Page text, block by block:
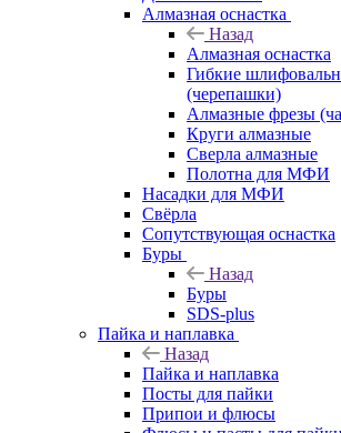
Алмазная оснастка
Назад
Алмазная оснастка
Гибкие
(черепашки)
Алмазные фрезы
Круги алмазные
Сверла алмазные
Полотна для МФИ
Насадки для МФИ
Свёрла
Сопутствующая оснастка
Буры
Назад
Буры
SDS-plus
Пайка и наплавка
Назад
Пайка и наплавка
Посты для пайки
Припои и флюсы